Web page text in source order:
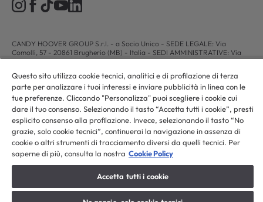
CANDY HOOVER GROUP S.r.I. - a Socio Unico - SEDE LEGALE: Via
Comolli, 57 - 20861 Brugherio (MB) - Italia - SEDI AMMINISTRATIVE: Via
Privata Eden Fumagalli snc - 20861 Brugherio (MB) e Via Trento n. 20/A-22
+39.039.2086.237 - Capitale sociale € 35.000.000,00 i.v. - Cod. Fiscale e n.
iscr. al Registro Imprese di Milano-Monza-Brianza-Lodi 04666310158 - P.
IVA 00786860965 - Numero REA: MB-1033934 - Autorizzazione IT AEOF
211870 - Società soggetta ad attività di direzione e coordinamento di Candy
S.p.A. - Casella PEC:candyhoovergroupsrl@legalmail.it
IT / Italiano
Questo sito utilizza cookie tecnici, analitici e di profilazione di terza
parte per analizzare i tuoi interessi e inviare pubblicità in linea con le
tue preferenze. Cliccando "Personalizza" puoi scegliere i cookie cui
dare il tuo consenso. Selezionando il tasto “Accetta tutti i cookie”, presti
esplicito consenso alla profilazione. Invece, selezionando il tasto “No
grazie, solo cookie tecnici”, continuerai la navigazione in assenza di
cookie o altri strumenti di tracciamento diversi da quelli tecnici. Per
saperne di più, consulta la nostra Cookie Policy
Accetta tutti i cookie